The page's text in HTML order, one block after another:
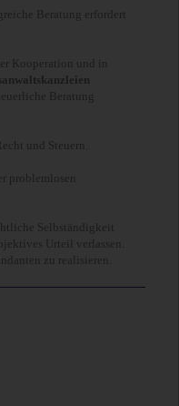
Beratung erfordert
Kooperation und in
Beratung
und Steuern.
problemlosen
Selbständigkeit
Urteil verlassen.
zu realisieren.